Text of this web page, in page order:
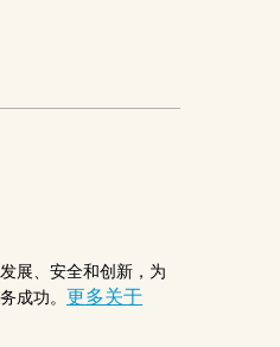
展、安全和创新，为
成功。 更多关于